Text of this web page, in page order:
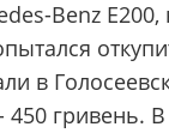
Benz
в
гривень. В